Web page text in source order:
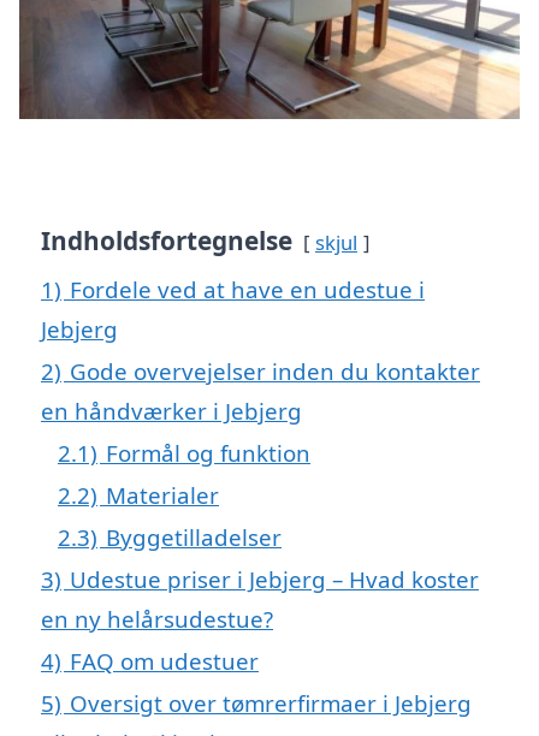
Indholdsfortegnelse skjul
1) Fordele ved at have en udestue i
Jebjerg
2) Gode overvejelser inden du kontakter
en håndværker i Jebjerg
2.1) Formål og funktion
2.2) Materialer
2.3) Byggetilladelser
3) Udestue priser i Jebjerg – Hvad koster
en ny helårsudestue?
4) FAQ om udestuer
5) Oversigt over tømrerfirmaer i Jebjerg